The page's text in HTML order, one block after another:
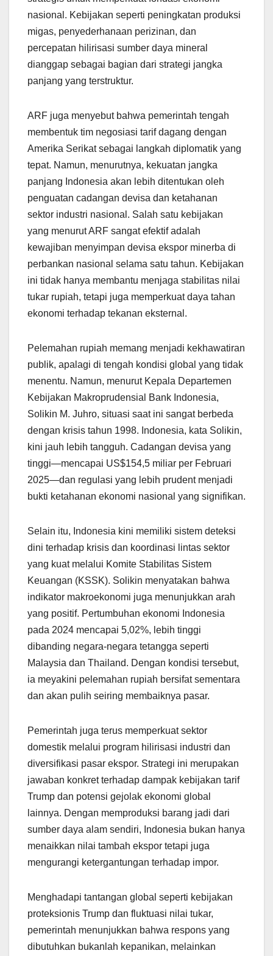
nasional. Kebijakan seperti peningkatan produksi
migas, penyederhanaan perizinan, dan
percepatan hilirisasi sumber daya mineral
dianggap sebagai bagian dari strategi jangka
panjang yang terstruktur.
ARF juga menyebut bahwa pemerintah tengah
membentuk tim negosiasi tarif dagang dengan
Amerika Serikat sebagai langkah diplomatik yang
tepat. Namun, menurutnya, kekuatan jangka
panjang Indonesia akan lebih ditentukan oleh
penguatan cadangan devisa dan ketahanan
sektor industri nasional. Salah satu kebijakan
yang menurut ARF sangat efektif adalah
kewajiban menyimpan devisa ekspor minerba di
perbankan nasional selama satu tahun. Kebijakan
ini tidak hanya membantu menjaga stabilitas nilai
tukar rupiah, tetapi juga memperkuat daya tahan
ekonomi terhadap tekanan eksternal.
Pelemahan rupiah memang menjadi kekhawatiran
publik, apalagi di tengah kondisi global yang tidak
menentu. Namun, menurut Kepala Departemen
Kebijakan Makroprudensial Bank Indonesia,
Solikin M. Juhro, situasi saat ini sangat berbeda
dengan krisis tahun 1998. Indonesia, kata Solikin,
kini jauh lebih tangguh. Cadangan devisa yang
tinggi—mencapai US$154,5 miliar per Februari
2025—dan regulasi yang lebih prudent menjadi
bukti ketahanan ekonomi nasional yang signifikan.
Selain itu, Indonesia kini memiliki sistem deteksi
dini terhadap krisis dan koordinasi lintas sektor
yang kuat melalui Komite Stabilitas Sistem
Keuangan (KSSK). Solikin menyatakan bahwa
indikator makroekonomi juga menunjukkan arah
yang positif. Pertumbuhan ekonomi Indonesia
pada 2024 mencapai 5,02%, lebih tinggi
dibanding negara-negara tetangga seperti
Malaysia dan Thailand. Dengan kondisi tersebut,
ia meyakini pelemahan rupiah bersifat sementara
dan akan pulih seiring membaiknya pasar.
Pemerintah juga terus memperkuat sektor
domestik melalui program hilirisasi industri dan
diversifikasi pasar ekspor. Strategi ini merupakan
jawaban konkret terhadap dampak kebijakan tarif
Trump dan potensi gejolak ekonomi global
lainnya. Dengan memproduksi barang jadi dari
sumber daya alam sendiri, Indonesia bukan hanya
menaikkan nilai tambah ekspor tetapi juga
mengurangi ketergantungan terhadap impor.
Menghadapi tantangan global seperti kebijakan
proteksionis Trump dan fluktuasi nilai tukar,
pemerintah menunjukkan bahwa respons yang
dibutuhkan bukanlah kepanikan, melainkan